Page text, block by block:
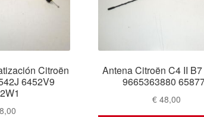
Citroën
6452V9
Antena Citroën C4 II
9665363880
€ 48,00